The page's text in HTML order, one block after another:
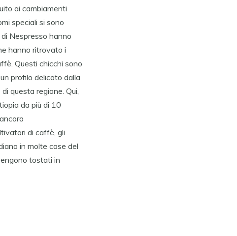
ai cambiamenti
speciali si sono
Nespresso hanno
hanno ritrovato i
Questi chicchi sono
profilo delicato dalla
questa regione. Qui,
da più di 10
di caffè, gli
in molte case del
tostati in